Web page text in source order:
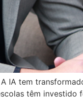
IA tem
têm